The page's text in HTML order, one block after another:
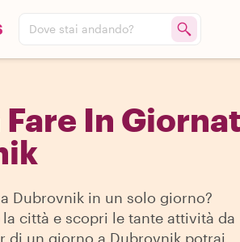
Dove stai andando?
Fare In
Dubrovnik in un solo giorno?
città e scopri le tante attività da
di un giorno a Dubrovnik potrai